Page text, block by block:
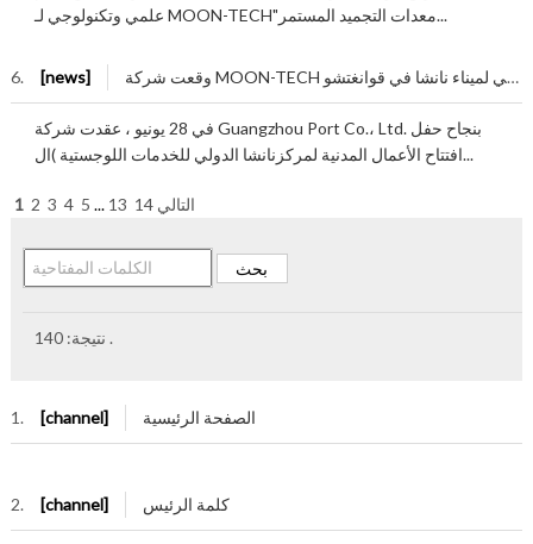
علمي وتكنولوجي لـ MOON-TECH"معدات التجمید المستمر...
6. [news] وقعت شركة MOON-TECH رسمًیا على مشروع مركز النقل والإمداد الدولي لمیناء نانشا في قوانغتشو
في 28 یونیو ، عقدت شركة Guangzhou Port Co.، Ltd. بنجاح حفل
افتتاح الأعمال المدنیة لمركزنانشا الدولي للخدمات اللوجستیة )ال...
1 2 3 4 5 ...13 14 التالي
نتيجة:140 .
1. [channel] الصفحة الرئيسية
2. [channel] كلمة الرئیس